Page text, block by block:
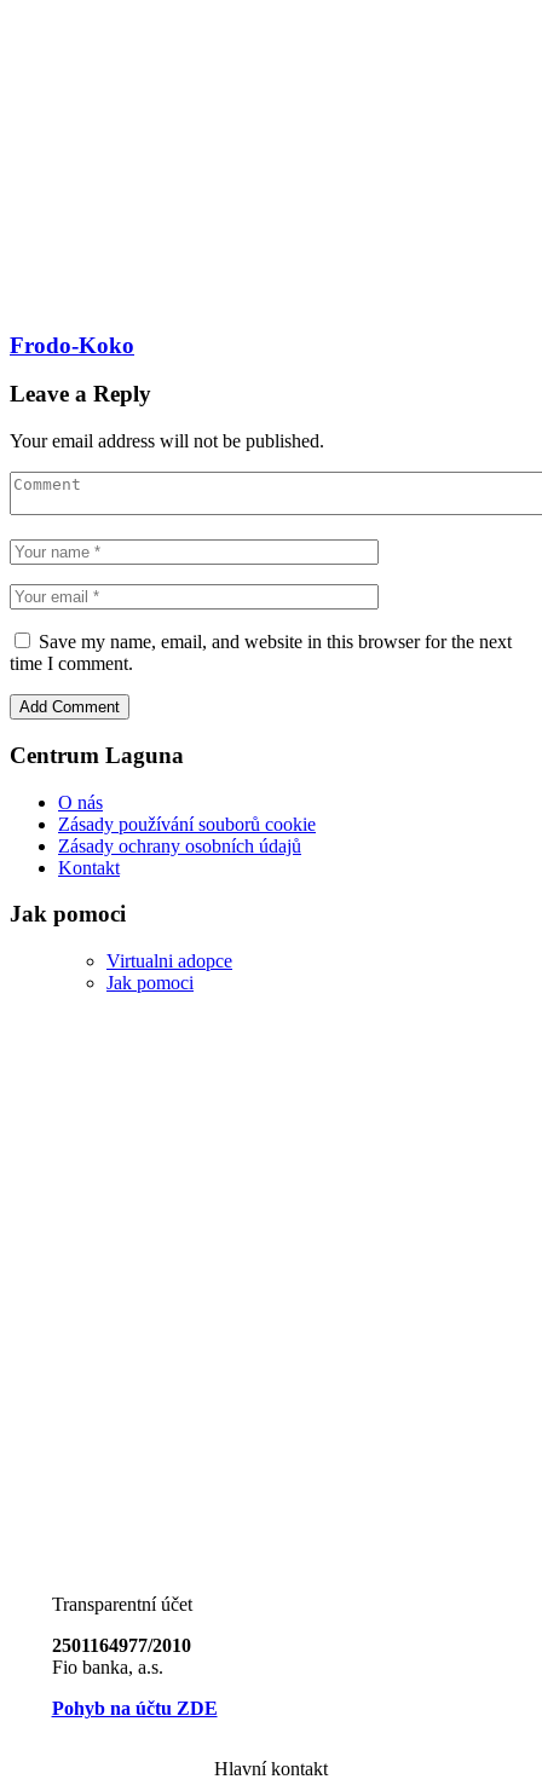
Frodo-Koko
Leave a Reply
Your email address will not be published.
Save my name, email, and website in this browser for the next
time I comment.
Centrum Laguna
O nás
Zásady používání souborů cookie
Zásady ochrany osobních údajů
Kontakt
Jak pomoci
Virtualni adopce
Jak pomoci
Transparentní účet
2501164977/2010
Fio banka, a.s.
Pohyb na účtu ZDE
Hlavní kontakt